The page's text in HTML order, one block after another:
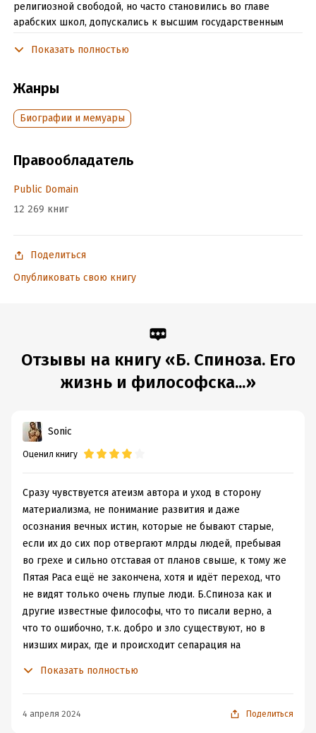
религиозной свободой, но часто становились во главе
арабских школ, допускались к высшим государственным
Подробная информация
Объем:228047
Время на чтение:4ч.
Показать полностью
Жанры
Биографии и мемуары
Правообладатель
Public Domain
12 269 книг
Поделиться
Опубликовать свою книгу
Отзывы на книгу «Б. Спиноза. Его
жизнь и философска...»
Sonic
Оценил книгу
Сразу чувствуется атеизм автора и уход в сторону
материализма, не понимание развития и даже
осознания вечных истин, которые не бывают старые,
если их до сих пор отвергают млрды людей, пребывая
во грехе и сильно отставая от планов свыше, к тому же
Пятая Раса ещё не закончена, хотя и идёт переход, что
не видят только очень глупые люди. Б.Спиноза как и
другие известные философы, что то писали верно, а
что то ошибочно, т.к. добро и зло существуют, но в
низших мирах, где и происходит сепарация на
Он прав и про порядок и Законы свыше, случайностей
Показать полностью
4 апреля 2024 Поделиться